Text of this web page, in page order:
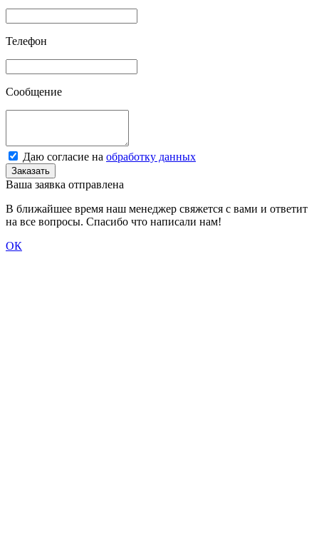
Телефон
Сообщение
Даю согласие на обработку данных
Заказать
Ваша заявка отправлена
В ближайшее время наш менеджер свяжется с вами и ответит
на все вопросы. Спасибо что написали нам!
ОК